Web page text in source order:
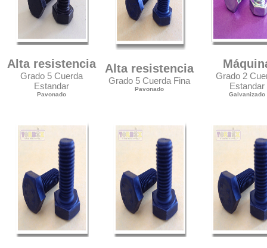
Alta resistencia
Grado 5 Cuerda
Estandar
Pavonado
Alta resistencia
Grado 5 Cuerda Fina
Pavonado
Grado 2
Estandar
Galvanizado